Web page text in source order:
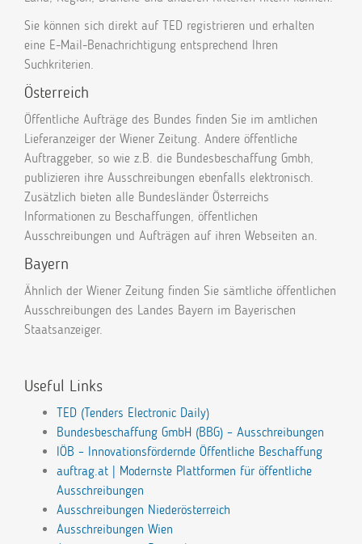
Sie können sich direkt auf TED registrieren und erhalten
eine E-Mail-Benachrichtigung entsprechend Ihren
Suchkriterien.
Österreich
Öffentliche Aufträge des Bundes finden Sie im amtlichen
Lieferanzeiger der Wiener Zeitung. Andere öffentliche
Auftraggeber, so wie z.B. die Bundesbeschaffung Gmbh,
publizieren ihre Ausschreibungen ebenfalls elektronisch.
Zusätzlich bieten alle Bundesländer Österreichs
Informationen zu Beschaffungen, öffentlichen
Ausschreibungen und Aufträgen auf ihren Webseiten an.
Bayern
Ähnlich der Wiener Zeitung finden Sie sämtliche öffentlichen
Ausschreibungen des Landes Bayern im Bayerischen
Staatsanzeiger.
Useful Links
TED (Tenders Electronic Daily)
Bundesbeschaffung GmbH (BBG) – Ausschreibungen
IÖB – Innovationsfördernde Öffentliche Beschaffung
auftrag.at | Modernste Plattformen für öffentliche
Ausschreibungen
Ausschreibungen Niederösterreich
Ausschreibungen Wien